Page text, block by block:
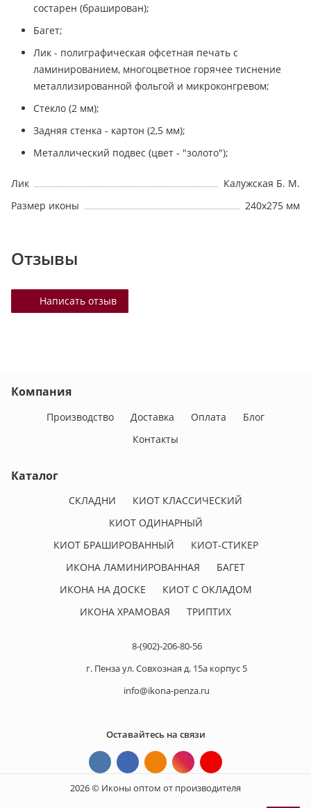
состарен (браширован);
Багет;
Лик - полиграфическая офсетная печать с
ламинированием, многоцветное горячее тиснение
металлизированной фольгой и микроконгревом;
Стекло (2 мм);
Задняя стенка - картон (2,5 мм);
Металлический подвес (цвет - "золото");
Лик
Калужская Б. М.
Размер иконы
240х275 мм
Отзывы
Написать отзыв
Компания
Производство Доставка Оплата
Блог
Контакты
Каталог
СКЛАДНИ
КИОТ КЛАССИЧЕСКИЙ
КИОТ ОДИНАРНЫЙ
КИОТ БРАШИРОВАННЫЙ
КИОТ-СТИКЕР
ИКОНА ЛАМИНИРОВАННАЯ
БАГЕТ
ИКОНА НА ДОСКЕ
КИОТ С ОКЛАДОМ
ИКОНА ХРАМОВАЯ
ТРИПТИХ
8-(902)-206-80-56
г. Пенза ул. Совхозная д. 15а корпус 5
info@ikona-penza.ru
Оставайтесь на связи
2026 © Иконы оптом от производителя